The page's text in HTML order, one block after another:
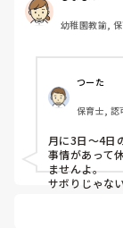
幼稚園教諭,
つーた
保育士, 認
月に3日〜4日
事情があって
ませんよ。
サボりじゃな
同じクラスの